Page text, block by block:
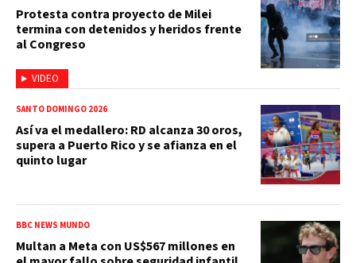
VIDEO
Protesta contra proyecto de Milei
termina con detenidos y heridos frente
al Congreso
SANTO DOMINGO 2026
Así va el medallero: RD alcanza 30 oros,
supera a Puerto Rico y se afianza en el
quinto lugar
BBC NEWS MUNDO
Multan a Meta con US$567 millones en